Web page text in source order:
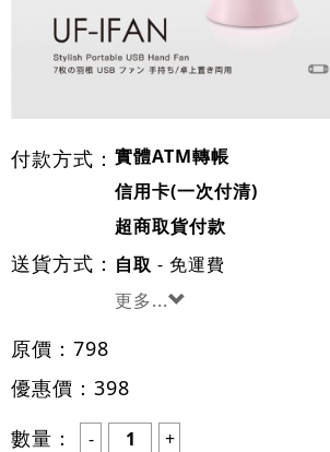
付款方式： 實體ATM轉帳
信用卡(一次付清)
超商取貨付款
送貨方式： 自取 - 免運費
更多...
原價： 798
優惠價： 398
數量：